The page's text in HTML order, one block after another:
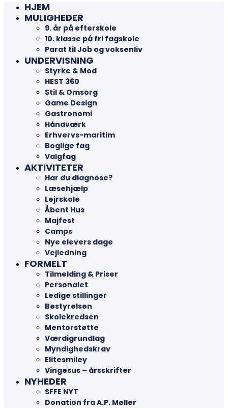
HJEM
MULIGHEDER
9. år på efterskole
10. klasse på fri fagskole
Parat til Job og voksenliv
UNDERVISNING
Styrke & Mod
HEST 360
Stil & Omsorg
Game Design
Gastronomi
Håndværk
Erhvervs-maritim
Boglige fag
Valgfag
AKTIVITETER
Har du diagnose?
Læsehjælp
Lejrskole
Åbent Hus
Majfest
Camps
Nye elevers dage
Vejledning
FORMELT
Tilmelding & Priser
Personalet
Ledige stillinger
Bestyrelsen
Skolekredsen
Mentorstøtte
Værdigrundlag
Myndighedskrav
Elitesmiley
Vingesus – årsskrifter
NYHEDER
SFFE NYT
Donation fra A.P. Møller